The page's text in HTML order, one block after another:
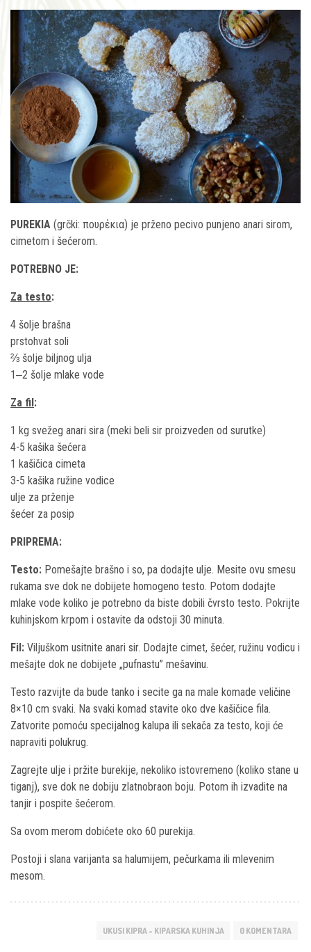
PUREKIA (grčki: πουρέκια) je prženo pecivo punjeno anari sirom,
cimetom i šećerom.
POTREBNO JE:
Za testo:
4 šolje brašna
prstohvat soli
⅔ šolje biljnog ulja
1‒2 šolje mlake vode
Za fil :
1 kg svežeg anari sira (meki beli sir proizveden od surutke)
4-5 kašika šećera
1 kašičica cimeta
3-5 kašika ružine vodice
ulje za prženje
šećer za posip
PRIPREMA:
Testo: Pomešajte brašno i so, pa dodajte ulje. Mesite ovu smesu
rukama sve dok ne dobijete homogeno testo. Potom dodajte
mlake vode koliko je potrebno da biste dobili čvrsto testo. Pokrijte
kuhinjskom krpom i ostavite da odstoji 30 minuta.
Fil: Viljuškom usitnite anari sir. Dodajte cimet, šećer, ružinu vodicu i
mešajte dok ne dobijete „pufnastu” mešavinu.
Testo razvijte da bude tanko i secite ga na male komade veličine
8×10 cm svaki. Na svaki komad stavite oko dve kašičice fila.
Zatvorite pomoću specijalnog kalupa ili sekača za testo, koji će
napraviti polukrug.
Zagrejte ulje i pržite burekije, nekoliko istovremeno (koliko stane u
tiganj), sve dok ne dobiju zlatnobraon boju. Potom ih izvadite na
tanjir i pospite šećerom.
Sa ovom merom dobićete oko 60 purekija.
Postoji i slana varijanta sa halumijem, pečurkama ili mlevenim
mesom.
UKUSI KIPRA - KIPARSKA KUHINJA 0 KOMENTARA